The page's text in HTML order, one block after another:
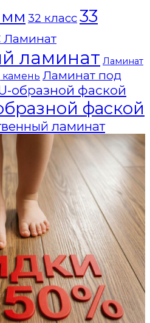
мм 32 класс33
Ламинат
ламинат Ламинат
Ламинат под
образной фаской
фаской
ламинат